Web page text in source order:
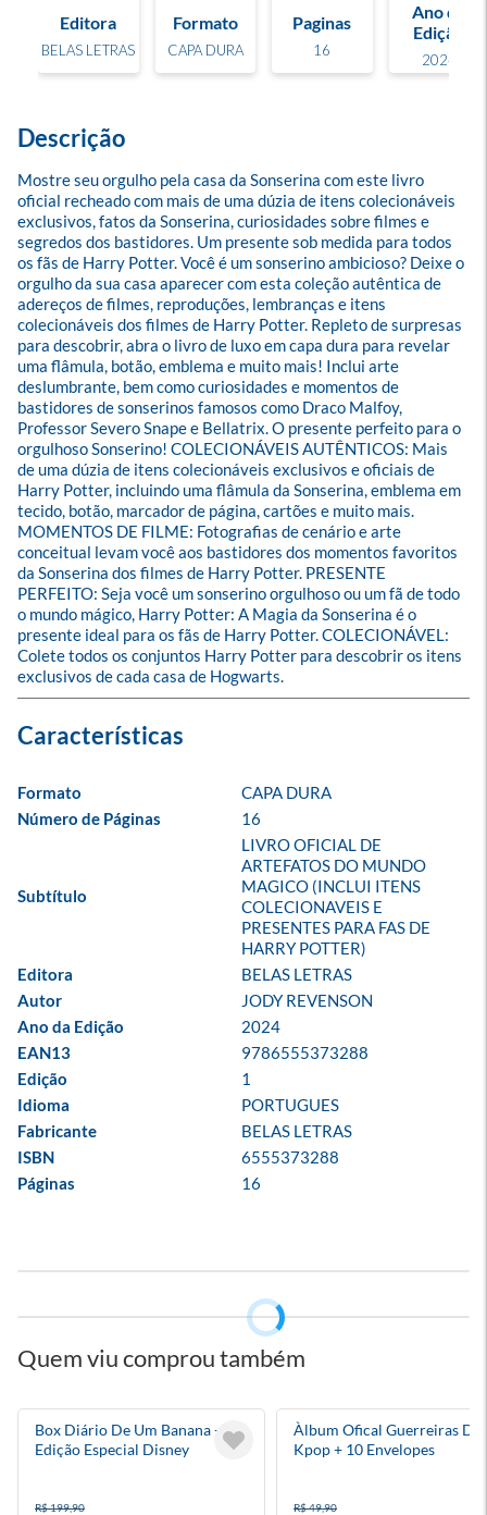
Editora
BELAS LETRAS
Formato
CAPA DURA
Paginas
16
Ano de
Edição
2024
Descrição
Mostre seu orgulho pela casa da Sonserina com este livro
oficial recheado com mais de uma dúzia de itens colecionáveis
exclusivos, fatos da Sonserina, curiosidades sobre filmes e
segredos dos bastidores. Um presente sob medida para todos
os fãs de Harry Potter. Você é um sonserino ambicioso? Deixe o
orgulho da sua casa aparecer com esta coleção autêntica de
adereços de filmes, reproduções, lembranças e itens
colecionáveis dos filmes de Harry Potter. Repleto de surpresas
para descobrir, abra o livro de luxo em capa dura para revelar
uma flâmula, botão, emblema e muito mais! Inclui arte
deslumbrante, bem como curiosidades e momentos de
bastidores de sonserinos famosos como Draco Malfoy,
Professor Severo Snape e Bellatrix. O presente perfeito para o
orgulhoso Sonserino! COLECIONÁVEIS AUTÊNTICOS: Mais
de uma dúzia de itens colecionáveis exclusivos e oficiais de
Harry Potter, incluindo uma flâmula da Sonserina, emblema em
tecido, botão, marcador de página, cartões e muito mais.
MOMENTOS DE FILME: Fotografias de cenário e arte
conceitual levam você aos bastidores dos momentos favoritos
da Sonserina dos filmes de Harry Potter. PRESENTE
PERFEITO: Seja você um sonserino orgulhoso ou um fã de todo
o mundo mágico, Harry Potter: A Magia da Sonserina é o
presente ideal para os fãs de Harry Potter. COLECIONÁVEL:
Colete todos os conjuntos Harry Potter para descobrir os itens
exclusivos de cada casa de Hogwarts.
Formato
CAPA DURA
Número de Páginas
16
Subtítulo
LIVRO OFICIAL DE
ARTEFATOS DO MUNDO
MAGICO (INCLUI ITENS
COLECIONAVEIS E
PRESENTES PARA FAS DE
HARRY POTTER)
Editora
BELAS LETRAS
Autor
JODY REVENSON
Ano da Edição
2024
EAN13
9786555373288
Edição
1
Idioma
PORTUGUES
Fabricante
BELAS LETRAS
ISBN
6555373288
Páginas
16
Quem viu comprou também
Box Diário De Um Banana -
Edição Especial Disney
R$ 199,90
Àlbum Ofical Guerreiras Do
Kpop + 10 Envelopes
R$ 49,90